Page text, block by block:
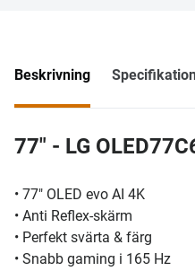
Beskrivning
77" - LG
• 77" OLED evo AI 4K
• Anti Reflex-skärm
• Perfekt svärta & färg
• Snabb gaming i 165 Hz